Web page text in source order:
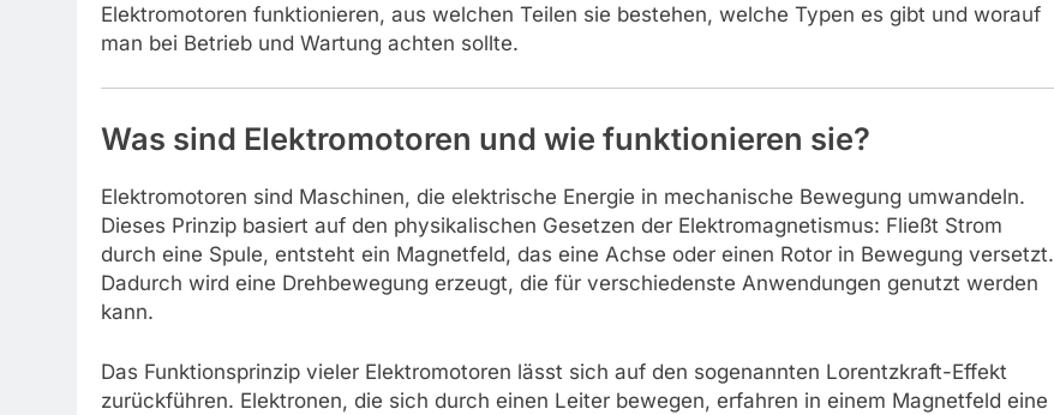
Elektromotoren funktionieren, aus welchen Teilen sie bestehen, welche Typen es gibt und worauf
man bei Betrieb und Wartung achten sollte.
Was sind Elektromotoren und wie funktionieren sie?
Elektromotoren sind Maschinen, die elektrische Energie in mechanische Bewegung umwandeln.
Dieses Prinzip basiert auf den physikalischen Gesetzen der Elektromagnetismus: Fließt Strom
durch eine Spule, entsteht ein Magnetfeld, das eine Achse oder einen Rotor in Bewegung versetzt.
Dadurch wird eine Drehbewegung erzeugt, die für verschiedenste Anwendungen genutzt werden
kann.
Das Funktionsprinzip vieler Elektromotoren lässt sich auf den sogenannten Lorentzkraft-Effekt
zurückführen. Elektronen, die sich durch einen Leiter bewegen, erfahren in einem Magnetfeld eine